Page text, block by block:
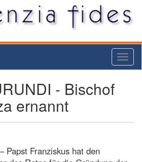
- Bischof
ernannt
Papst Franziskus hat den